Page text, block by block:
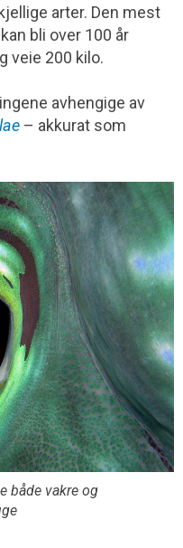
arter. Den mest
bli over 100 år
veie 200 kilo.
avhengige av
– akkurat som
både vakre og